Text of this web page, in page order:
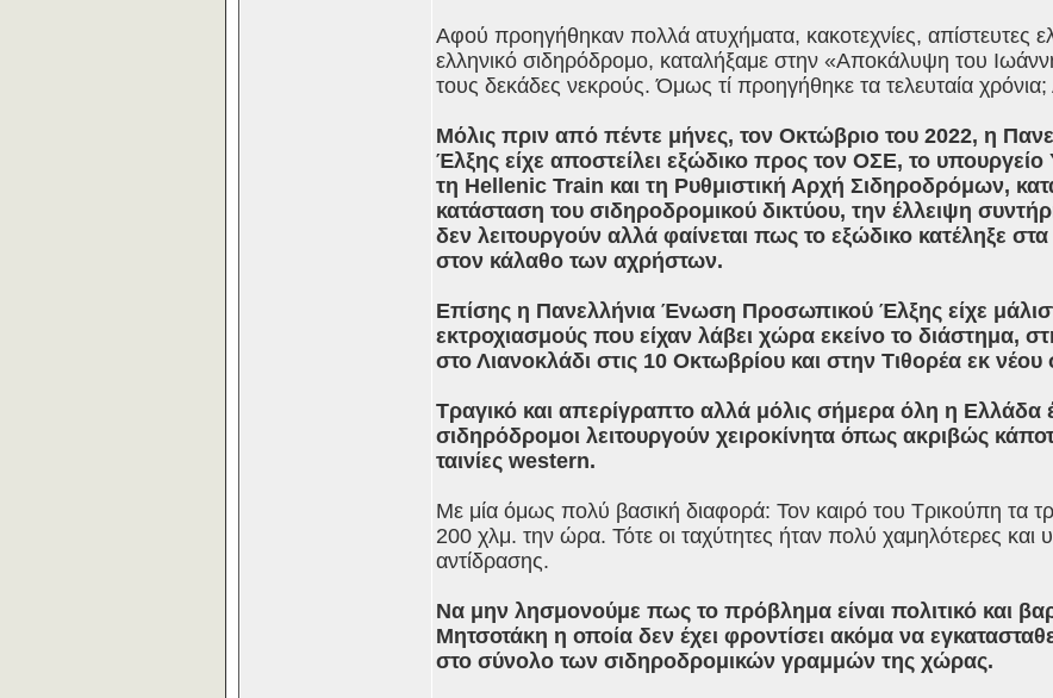
Αφού προηγήθηκαν πολλά ατυχήματα, κακοτεχνίες, απίστευτες
ελληνικό σιδηρόδρομο, καταλήξαμε στην «Αποκάλυψη του
τους δεκάδες νεκρούς. Όμως τί προηγήθηκε τα τελευταία
Μόλις πριν από πέντε μήνες, τον Οκτώβριο του 2022, η
Έλξης είχε αποστείλει εξώδικο προς τον ΟΣΕ, το
τη Hellenic Train και τη Ρυθμιστική Αρχή Σιδηροδρόμων,
κατάσταση του σιδηροδρομικού δικτύου, την έλλειψη
δεν λειτουργούν αλλά φαίνεται πως το εξώδικο κατέληξε
στον κάλαθο των αχρήστων.
Επίσης η Πανελλήνια Ένωση Προσωπικού Έλξης είχε
εκτροχιασμούς που είχαν λάβει χώρα εκείνο το διάστημα,
στο Λιανοκλάδι στις 10 Οκτωβρίου και στην Τιθορέα εκ νέου
Τραγικό και απερίγραπτο αλλά μόλις σήμερα όλη η Ελλάδα
σιδηρόδρομοι λειτουργούν χειροκίνητα όπως ακριβώς
ταινίες western.
Με μία όμως πολύ βασική διαφορά: Τον καιρό του Τρικούπη τα
200 χλμ. την ώρα. Τότε οι ταχύτητες ήταν πολύ χαμηλότερες και
αντίδρασης.
Να μην λησμονούμε πως το πρόβλημα είναι πολιτικό και
Μητσοτάκη η οποία δεν έχει φροντίσει ακόμα να
στο σύνολο των σιδηροδρομικών γραμμών της χώρας.